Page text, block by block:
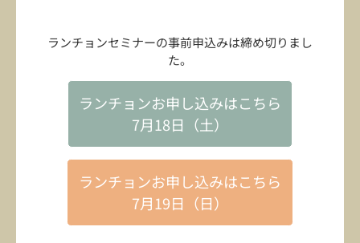
ランチョンセミナーの事前申込みは締め切りまし
た。
ランチョンお申し込みはこちら
7月18日（土）
ランチョンお申し込みはこちら
7月19日（日）